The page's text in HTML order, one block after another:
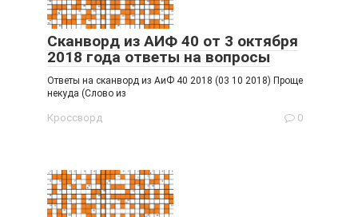
Сканворд из АИФ 40 от 3 октября
2018 года ответы на вопросы
Ответы на сканворд из АиФ 40 2018 (03 10 2018) Проще
некуда (Слово из
Кроссворд 0